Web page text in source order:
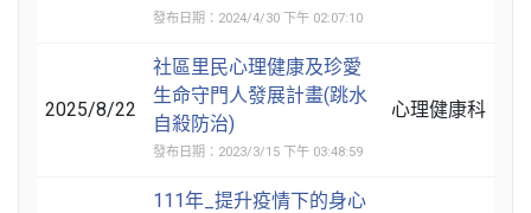
發布日期：2024/4/30 下午 02:07:10
2025/8/22
社區里民心理健康及珍愛
生命守門人發展計畫(跳水
自殺防治)
發布日期：2023/3/15 下午 03:48:59
心理健康科
111年_提升疫情下的身心